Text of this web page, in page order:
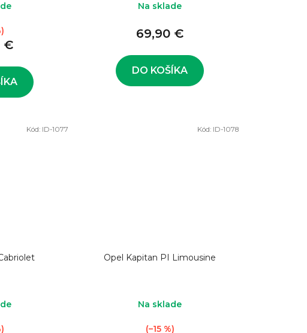
€
Na sklade
69,90 €
DO KOŠÍKA
Kód: ID-1077
Opel Kapitan PI Limousine
Na sklade
(–15 %)
Kód: ID-1078